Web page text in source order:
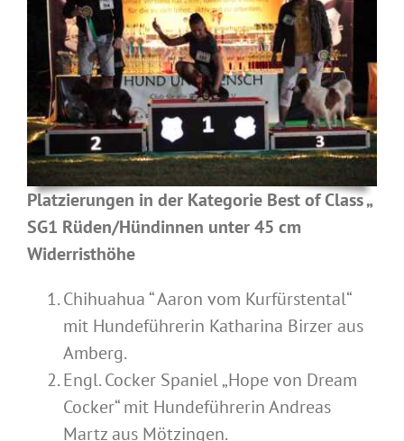
Platzierungen in der Kategorie Best of Class „
SG1 Rüden/Hündinnen unter 45 cm
Widerristhöhe
Chihuahua “ Aaron vom Kurfürstental“
mit Hundeführerin Katharina Birzer aus
Amberg.
Engl. Cocker Spaniel „Hope von Dream
Cocker“ mit Hundeführerin Andreas
Martz aus Mötzingen.